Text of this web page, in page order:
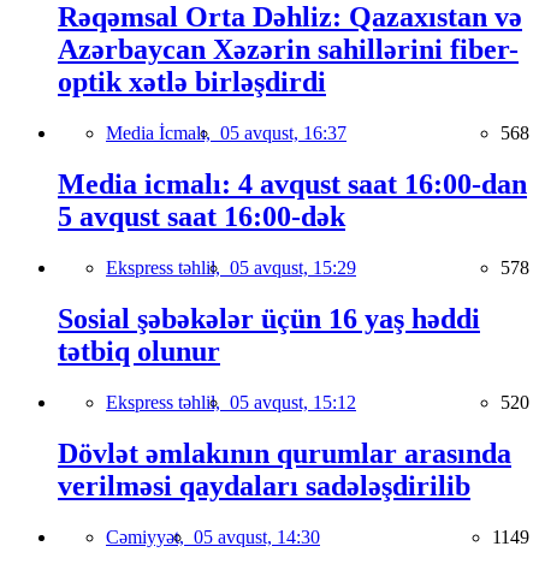
Rəqəmsal Orta Dəhliz: Qazaxıstan və
Azərbaycan Xəzərin sahillərini fiber-
optik xətlə birləşdirdi
Media İcmalı, 05 avqust, 16:37 568
Media icmalı: 4 avqust saat 16:00-dan
5 avqust saat 16:00-dək
Ekspress təhlil, 05 avqust, 15:29 578
Sosial şəbəkələr üçün 16 yaş həddi
tətbiq olunur
Ekspress təhlil, 05 avqust, 15:12 520
Dövlət əmlakının qurumlar arasında
verilməsi qaydaları sadələşdirilib
Cəmiyyət, 05 avqust, 14:30 1149